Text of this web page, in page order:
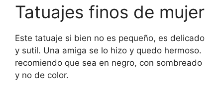
Tatuajes finos de mujer
Este tatuaje si bien no es pequeño, es delicado
y sutil. Una amiga se lo hizo y quedo hermoso.
recomiendo que sea en negro, con sombreado
y no de color.